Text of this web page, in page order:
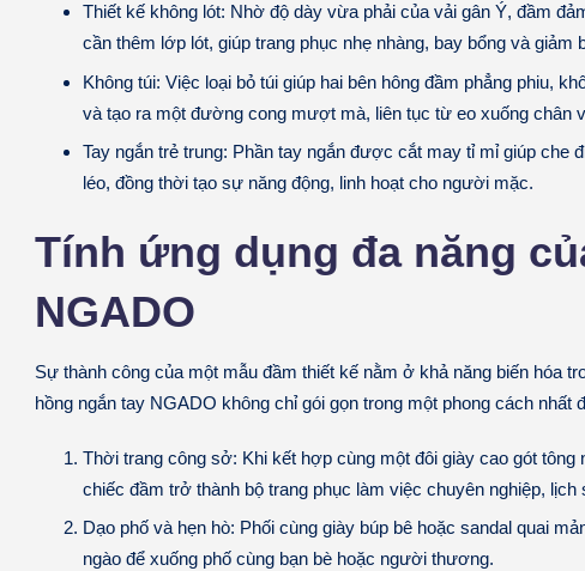
Thiết kế không lót: Nhờ độ dày vừa phải của vải gân Ý, đầm
cần thêm lớp lót, giúp trang phục nhẹ nhàng, bay bổng và giảm
Không túi: Việc loại bỏ túi giúp hai bên hông đầm phẳng phiu,
và tạo ra một đường cong mượt mà, liên tục từ eo xuống chân
Tay ngắn trẻ trung: Phần tay ngắn được cắt may tỉ mỉ giúp che
léo, đồng thời tạo sự năng động, linh hoạt cho người mặc.
Tính ứng dụng đa năng
NGADO
Sự thành công của một mẫu đầm thiết kế nằm ở khả năng biến hóa
hồng ngắn tay NGADO không chỉ gói gọn trong một phong cách nhất
Thời trang công sở: Khi kết hợp cùng một đôi giày cao gót
chiếc đầm trở thành bộ trang phục làm việc chuyên nghiệp,
Dạo phố và hẹn hò: Phối cùng giày búp bê hoặc sandal quai
ngào để xuống phố cùng bạn bè hoặc người thương.